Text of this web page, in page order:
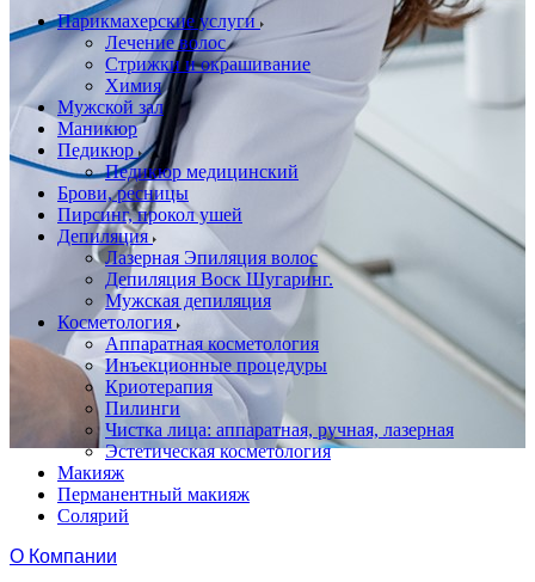
Парикмахерские услуги
Лечение волос
Стрижки и окрашивание
Химия
Мужской зал
Маникюр
Педикюр
Педикюр медицинский
Брови, ресницы
Пирсинг, прокол ушей
Депиляция
Лазерная Эпиляция волос
Депиляция Воск Шугаринг.
Мужская депиляция
Косметология
Аппаратная косметология
Инъекционные процедуры
Криотерапия
Пилинги
Чистка лица: аппаратная, ручная, лазерная
Эстетическая косметология
Макияж
Перманентный макияж
Солярий
О Компании